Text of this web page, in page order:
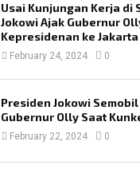
Usai Kunjungan Kerja di
Jokowi Ajak Gubernur
Kepresidenan ke Jakarta
February 24, 2024 0
Presiden Jokowi
Gubernur Olly Saat
February 22, 2024 0